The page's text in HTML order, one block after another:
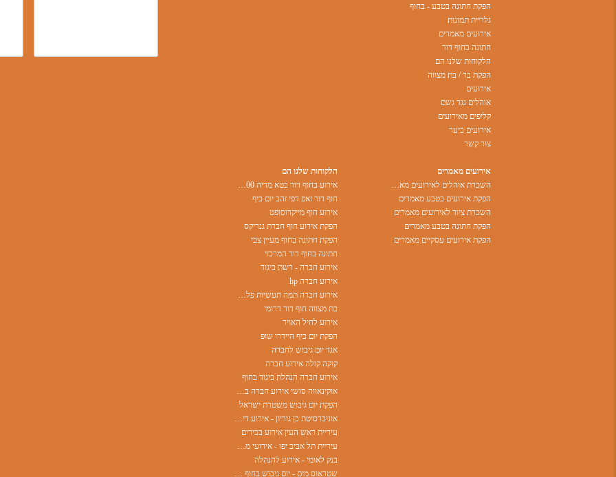
הפקת חתונה בטבע - בחוף
גלריית תמונות
אירועים מאמרים
חתונה בחוף דור
הלקוחות שלנו הם
הפקת בר / בת מצווה
אירועים
אוהלים נגד גשם
קליפים מאירועים
אירועים ביער
צור קשר
אירועים מאמרים
הפקת אירועים בטבע מאמרים
השכרת ציוד לאירועים מאמרים
הפקת חתונה בטבע מאמרים
הפקת אירועים עסקיים מאמרים
הלקוחות שלנו הם
חוף דור זאפ דפי זהב יום כיף
אירוע חוף מייקרוסופט
הפקת אירוע חוף חברת גנריקס
הפקת חתונה בחוף מעיין צבי
חתונה בחוף דור המרכזי
אירוע חברה - רשת ביגוד
אירוע חברה hp
בת מצווה חוף דור דרומי
אירוע לחיל האויר
הפקת יום כיף היידרו שופ
אגד יום גיבוש לחברה
קוקה קולה אירוע חברה
אירוע חברה הנהלת ביגוד בחוף
הפקת יום גיבוש משטרת ישראל
עיריית ראש העין אירוע בכירים
בנק לאומי - אירוע להנהלה